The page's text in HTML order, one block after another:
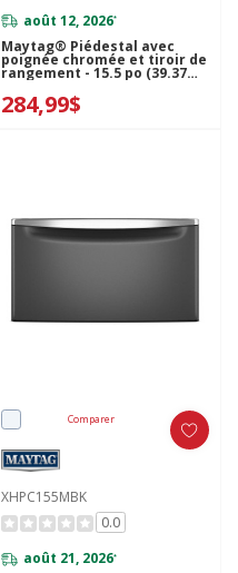
août 12, 2026*
Maytag® Piédestal avec
poignée chromée et tiroir de
rangement - 15.5 po (39.37
cm) XHPC155XW
284,99$
Comparer
XHPC155MBK
0.0
août 21, 2026*